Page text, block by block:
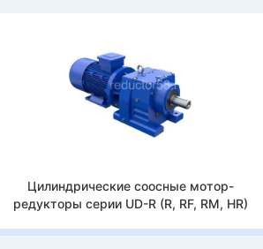
Цилиндрические соосные мотор-
редукторы серии UD-R (R, RF, RM, HR)